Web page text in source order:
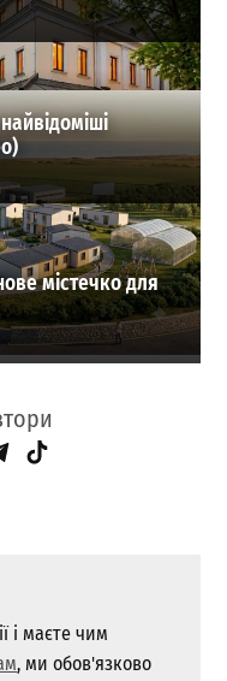
містечко для
TikTok
і маєте чим
, ми обов'язково